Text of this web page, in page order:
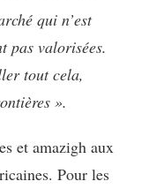
qui n’est
pas valorisées.
tout cela,
».
et amazigh aux
Pour les